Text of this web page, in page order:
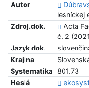
Autor
lesníckej
Zdroj.dok.
Acta
č. 2
Jazyk dok.
Krajina
Systematika
801.73
Heslá